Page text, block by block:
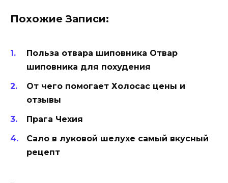
Похожие Записи:
Польза отвара шиповника Отвар
шиповника для похудения
От чего помогает Холосас цены и
отзывы
Прага Чехия
Сало в луковой шелухе самый вкусный
рецепт